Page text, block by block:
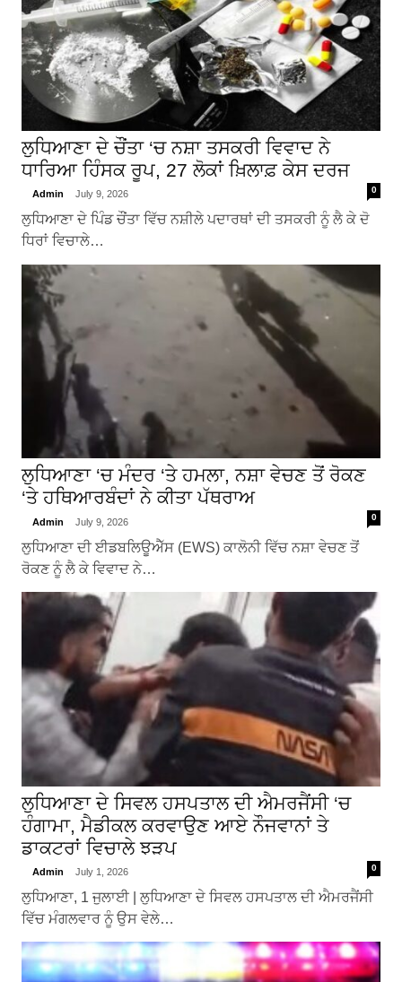
ਲੁਧਿਆਣਾ ਦੇ ਚੌਂਤਾ ‘ਚ ਨਸ਼ਾ ਤਸਕਰੀ ਵਿਵਾਦ ਨੇ
ਧਾਰਿਆ ਹਿੰਸਕ ਰੂਪ, 27 ਲੋਕਾਂ ਖ਼ਿਲਾਫ਼ ਕੇਸ ਦਰਜ
Admin July 9, 2026 0
ਲੁਧਿਆਣਾ ਦੇ ਪਿੰਡ ਚੌਂਤਾ ਵਿੱਚ ਨਸ਼ੀਲੇ ਪਦਾਰਥਾਂ ਦੀ ਤਸਕਰੀ ਨੂੰ ਲੈ ਕੇ ਦੋ
ਧਿਰਾਂ ਵਿਚਾਲੇ…
ਲੁਧਿਆਣਾ ‘ਚ ਮੰਦਰ ‘ਤੇ ਹਮਲਾ, ਨਸ਼ਾ ਵੇਚਣ ਤੋਂ ਰੋਕਣ
‘ਤੇ ਹਥਿਆਰਬੰਦਾਂ ਨੇ ਕੀਤਾ ਪੱਥਰਾਅ
Admin July 9, 2026 0
ਲੁਧਿਆਣਾ ਦੀ ਈਡਬਲਿਊਐੱਸ (EWS) ਕਾਲੋਨੀ ਵਿੱਚ ਨਸ਼ਾ ਵੇਚਣ ਤੋਂ
ਰੋਕਣ ਨੂੰ ਲੈ ਕੇ ਵਿਵਾਦ ਨੇ…
ਲੁਧਿਆਣਾ ਦੇ ਸਿਵਲ ਹਸਪਤਾਲ ਦੀ ਐਮਰਜੈਂਸੀ ‘ਚ
ਹੰਗਾਮਾ, ਮੈਡੀਕਲ ਕਰਵਾਉਣ ਆਏ ਨੌਜਵਾਨਾਂ ਤੇ
ਡਾਕਟਰਾਂ ਵਿਚਾਲੇ ਝੜਪ
Admin July 1, 2026 0
ਲੁਧਿਆਣਾ, 1 ਜੁਲਾਈ | ਲੁਧਿਆਣਾ ਦੇ ਸਿਵਲ ਹਸਪਤਾਲ ਦੀ ਐਮਰਜੈਂਸੀ
ਵਿੱਚ ਮੰਗਲਵਾਰ ਨੂੰ ਉਸ ਵੇਲੇ…